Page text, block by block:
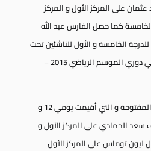
على المركز الأول و المركز
كما حصل الفارس عبد الله
الخامسة و الأول للناشئين تحت
12 سنة و ذلك في إطار نهائي دوري الموسم الرياضي 2015 –
و في إطار بطولة كنج رانش المفتوحة و التي أقيمت يومي 12 و
سعد الحمادي على المركز الأول و
95 سم , و حصل ليون توماس على المركز الأول